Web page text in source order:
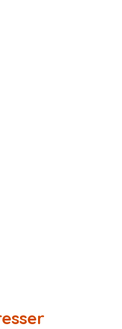
sur le profil d'acheteur :